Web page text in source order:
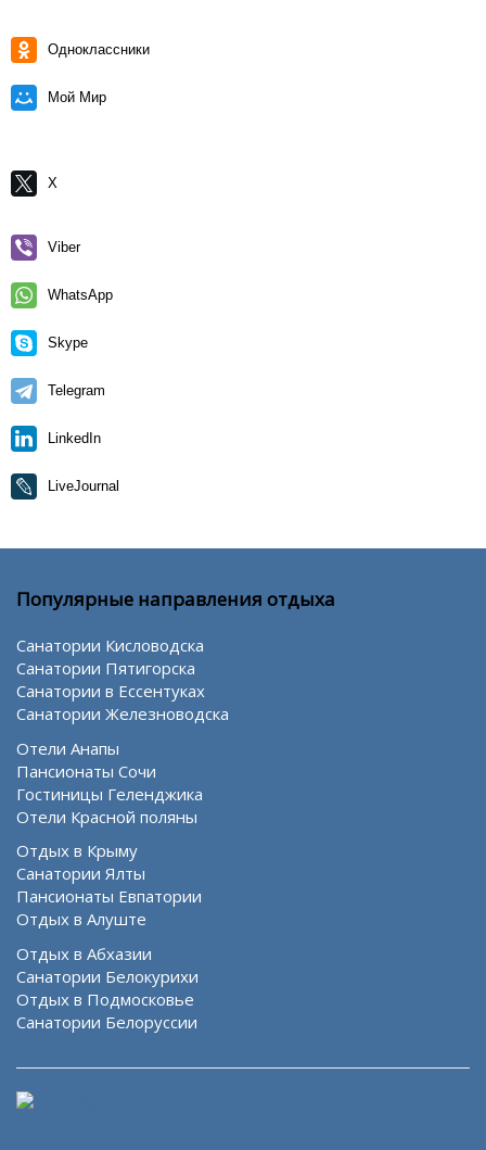
Одноклассники
Мой Мир
X
Viber
WhatsApp
Skype
Telegram
LinkedIn
LiveJournal
Популярные направления отдыха
Санатории Кисловодска
Санатории Пятигорска
Санатории в Ессентуках
Санатории Железноводска
Отели Анапы
Пансионаты Сочи
Гостиницы Геленджика
Отели Красной поляны
Отдых в Крыму
Санатории Ялты
Пансионаты Евпатории
Отдых в Алуште
Отдых в Абхазии
Санатории Белокурихи
Отдых в Подмосковье
Санатории Белоруссии